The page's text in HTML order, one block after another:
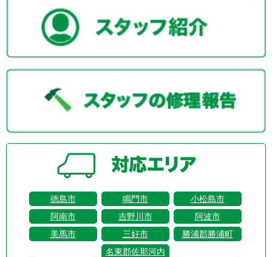
徳島市 鳴門市
小松島市
阿南市
吉野川市
阿波市
美馬市
三好市 勝浦郡勝浦町
名東郡佐那河内